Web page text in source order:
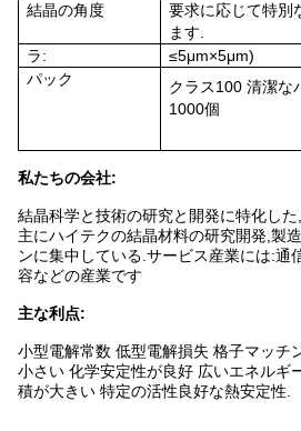
結晶の角度
要求に応じて特別
ます.
ラ:
≤5μm×5μm)
パック
クラス100 清潔な
1000個
私たちの会社:
結晶科学と技術の研究と開発に特化し
主にハイテクの結晶材料の研究開発,製
ンに集中している.サービス産業には:通
容などの産業です
主な利点:
小型電解常数 低型電解損失 格子マッチ
小さい 化学安定性が良好 広いエネルギ
積が大きい 特定の活性良好な熱安定性.